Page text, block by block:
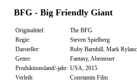
BFG - Big Friendly Giant
Originaltitel:
The BFG
Regie:
Steven Spielberg
Darsteller:
Ruby Barnhill, Mark
Genre:
Fantasy, Abenteuer
Produktionsland/-jahr: USA, 2015
Verleih:
Constantin Film